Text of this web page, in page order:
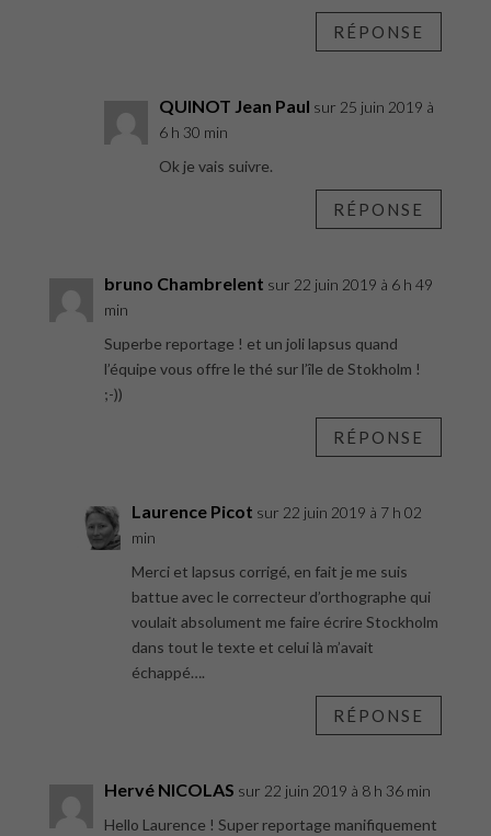
RÉPONSE
QUINOT Jean Paul sur 25 juin 2019 à
6 h 30 min
Ok je vais suivre.
RÉPONSE
bruno Chambrelent sur 22 juin 2019 à 6 h 49
min
Superbe reportage ! et un joli lapsus quand
l’équipe vous offre le thé sur l’île de Stokholm !
;-))
RÉPONSE
Laurence Picot sur 22 juin 2019 à 7 h 02
min
Merci et lapsus corrigé, en fait je me suis
battue avec le correcteur d’orthographe qui
voulait absolument me faire écrire Stockholm
dans tout le texte et celui là m’avait
échappé….
RÉPONSE
Hervé NICOLAS sur 22 juin 2019 à 8 h 36 min
Hello Laurence ! Super reportage manifiquement